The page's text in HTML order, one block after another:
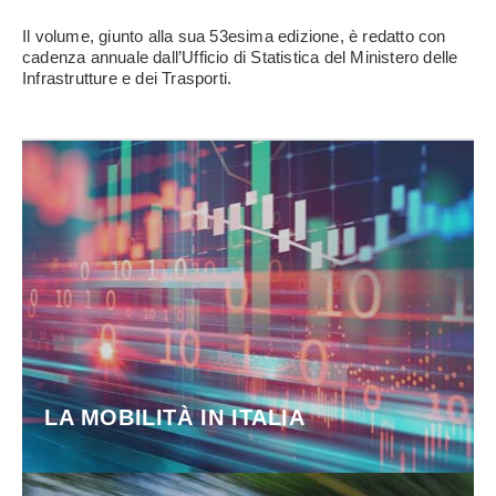
Il volume, giunto alla sua 53esima edizione, è redatto con
cadenza annuale dall’Ufficio di Statistica del Ministero delle
Infrastrutture e dei Trasporti.
LA MOBILITÀ IN ITALIA